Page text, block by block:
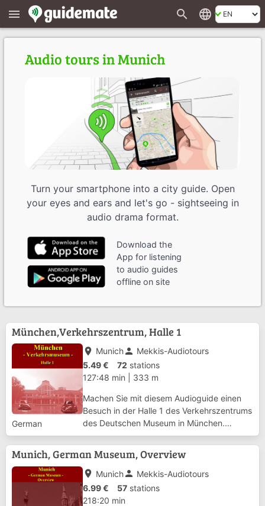
menu search language
Audio tours in Munich
Turn your smartphone into a city guide. Open
your eyes and ears and let's go - sightseeing in
audio drama format.
Download the
App for listening
to audio guides
offline on site
München,Verkehrszentrum, Halle 1
German
place Munichperson Mekkis-Audiotours
5.49 €
72 stations
127:48 min
333 m
Machen Sie mit diesem Audioguide einen
Besuch in der Halle 1 des Verkehrszentrums
des Deutschen Museum in München.
Thema dieser Halle ist der Stadtverkehr. Sie
erhalten hier einen Überblick über die
Entwicklung und die Probleme des Verkehrs
in Bal...
Munich, German Museum, Overview
place Munichperson Mekkis-Audiotours
6.99 €
57 stations
218:20 min